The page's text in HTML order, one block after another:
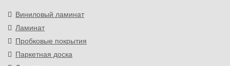
Виниловый ламинат
Ламинат
Пробковые покрытия
Паркетная доска